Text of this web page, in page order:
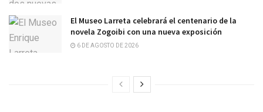
El Museo Larreta celebrará el centenario de la
novela Zogoibi con una nueva exposición
6 DE AGOSTO DE 2026